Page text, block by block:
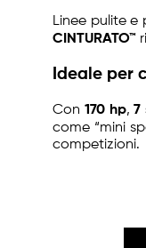
Linee pulite e
CINTURATO™
Ideale per
Con 170 hp,7
come “mini
competizioni.